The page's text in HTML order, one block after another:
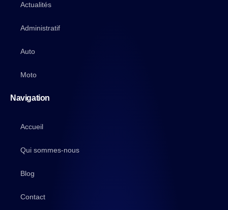
Actualités
Administratif
Auto
Moto
Navigation
Accueil
Qui sommes-nous
Blog
Contact